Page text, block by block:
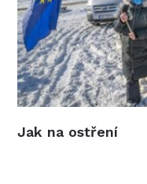
Jak na ostření